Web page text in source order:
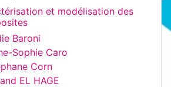
et modélisation des
Baroni
Sophie Caro
Corn
EL HAGE